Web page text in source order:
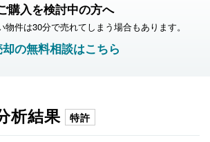
購入を検討中の方へ
件は30分で売れてしまう場合もあります。
の無料相談はこちら
析結果 特許